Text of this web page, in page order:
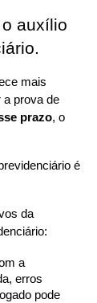
auxílio
mais
a prova de
prazo, o
é
da
a
erros
pode